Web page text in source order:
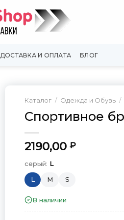
ДОСТАВКА И ОПЛАТА БЛОГ
Каталог / Одежда и Обувь /
Cпортивное
2190,00 ₽
серый: L
L M S
В наличии